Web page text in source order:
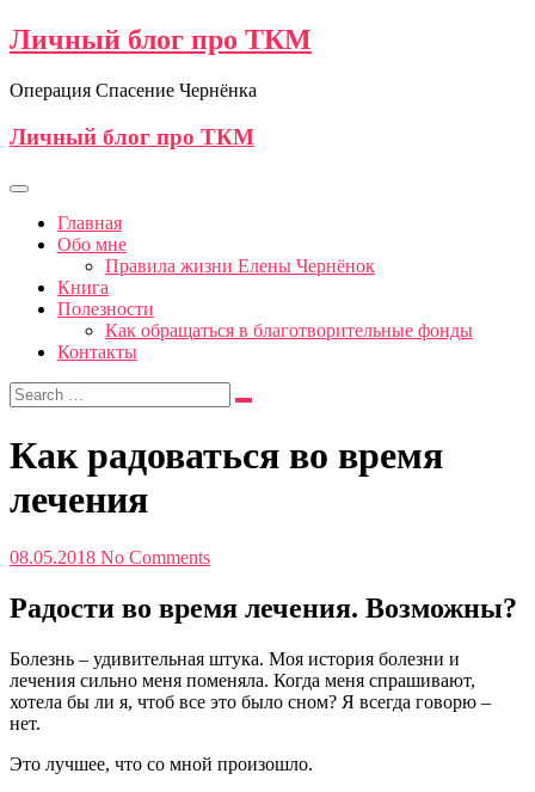
Личный блог про ТКМ
Операция Спасение Чернёнка
Личный блог про ТКМ
Главная
Обо мне
Правила жизни Елены Чернёнок
Книга
Полезности
Как обращаться в благотворительные фонды
Контакты
Как радоваться во время
лечения
08.05.2018 No Comments
Радости во время лечения. Возможны?
Болезнь – удивительная штука. Моя история болезни и
лечения сильно меня поменяла. Когда меня спрашивают,
хотела бы ли я, чтоб все это было сном? Я всегда говорю –
нет.
Это лучшее, что со мной произошло.